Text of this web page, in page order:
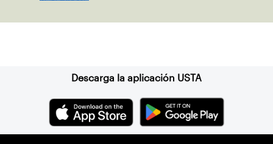
Descarga la aplicación USTA